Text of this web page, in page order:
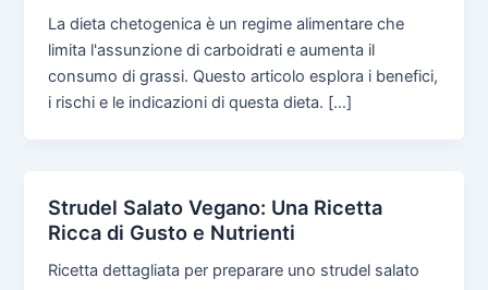
La dieta chetogenica è un regime alimentare che
limita l'assunzione di carboidrati e aumenta il
consumo di grassi. Questo articolo esplora i benefici,
i rischi e le indicazioni di questa dieta. […]
Strudel Salato Vegano: Una Ricetta
Ricca di Gusto e Nutrienti
Ricetta dettagliata per preparare uno strudel salato